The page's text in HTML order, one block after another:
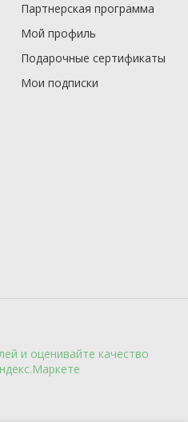
Партнерская программа
Мой профиль
Подарочные сертификаты
Мои подписки